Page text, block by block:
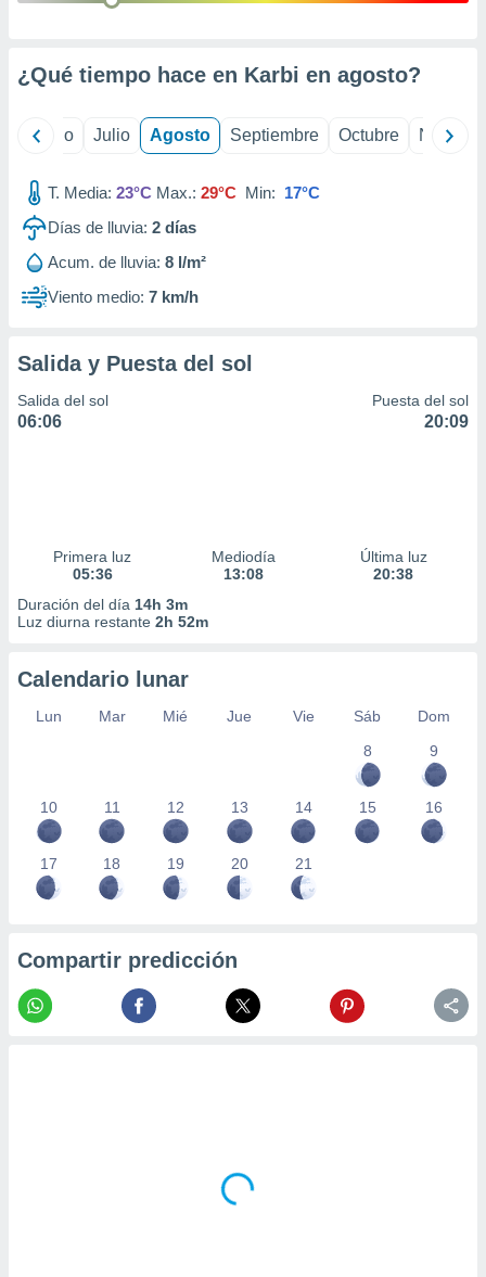
e
publicidad
publicidad
de
¿Qué tiempo hace en Karbi en agosto?
Junio Julio Agosto Septiembre Octubre
T. Media: 23°C Max.: 29°C Min: 17°C
Días de lluvia: 2 días
Acum. de lluvia: 8 l/m²
Viento medio: 7 km/h
Salida y Puesta del sol
Salida del sol
06:06
Puesta del sol
20:09
Primera luz
05:36
Mediodía
13:08
Última luz
20:38
Duración del día 14h 3m
Luz diurna restante 2h 52m
Calendario lunar
Lun Mar Mié Jue Vie Sáb
Dom
8
9
10 11 12 13 14 15 16
17 18 19 20 21
Compartir predicción